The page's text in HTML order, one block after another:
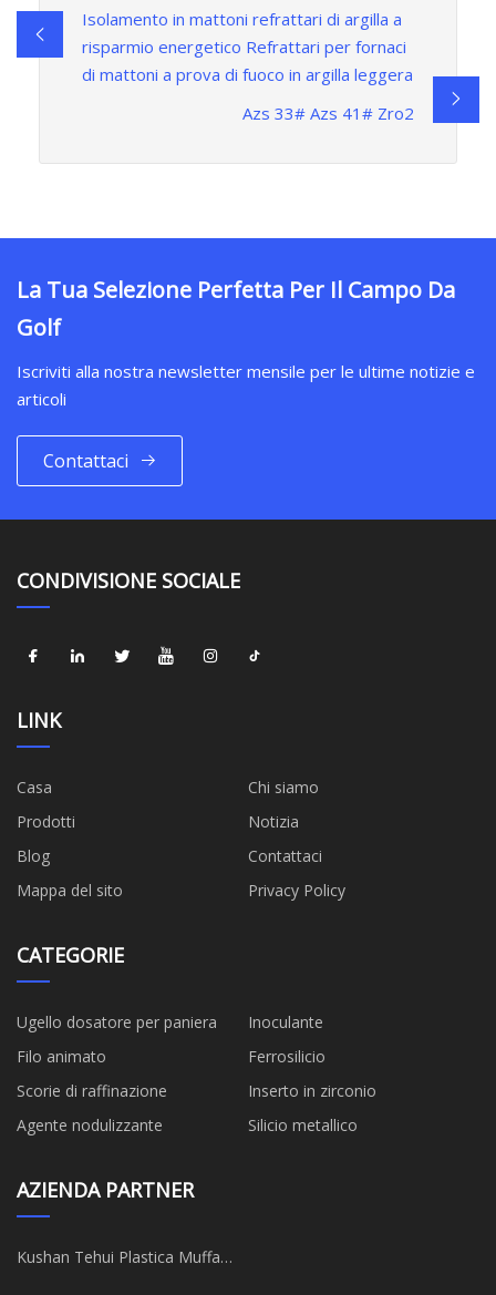
Isolamento in mattoni refrattari di argilla a
risparmio energetico Refrattari per fornaci
di mattoni a prova di fuoco in argilla leggera
Azs 33# Azs 41# Zro2
La Tua Selezione Perfetta Per Il Campo Da
Golf
Iscriviti alla nostra newsletter mensile per le ultime notizie e
articoli
Contattaci
CONDIVISIONE SOCIALE
LINK
Casa
Chi siamo
Prodotti
Notizia
Blog
Contattaci
Mappa del sito
Privacy Policy
CATEGORIE
Ugello dosatore per paniera
Inoculante
Filo animato
Ferrosilicio
Scorie di raffinazione
Inserto in zirconio
Agente nodulizzante
Silicio metallico
AZIENDA PARTNER
Kushan Tehui Plastica Muffa